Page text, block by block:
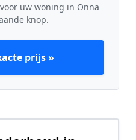
uw woning in Onna
knop.
prijs »